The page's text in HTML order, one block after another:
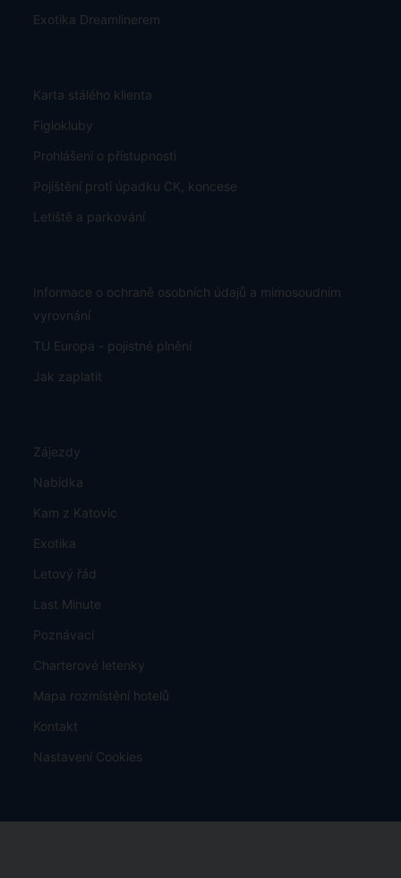
Exotika Dreamlinerem
Karta stálého klienta
Figlokluby
Prohlášení o přístupnosti
Pojištění proti úpadku CK, koncese
Letiště a parkování
Informace o ochraně osobních údajů a mimosoudním
vyrovnání
TU Europa - pojistné plnění
Jak zaplatit
Zájezdy
Nabídka
Kam z Katovic
Exotika
Letový řád
Last Minute
Poznávací
Charterové letenky
Mapa rozmístění hotelů
Kontakt
Nastavení Cookies